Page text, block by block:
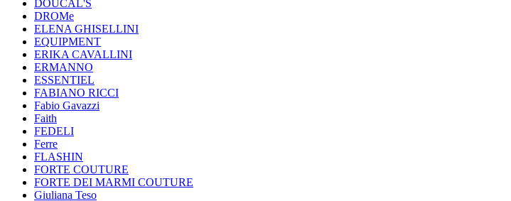
DOUCAL'S
DROMe
ELENA GHISELLINI
EQUIPMENT
ERIKA CAVALLINI
ERMANNO
ESSENTIEL
FABIANO RICCI
Fabio Gavazzi
Faith
FEDELI
Ferre
FLASHIN
FORTE COUTURE
FORTE DEI MARMI COUTURE
Giuliana Teso